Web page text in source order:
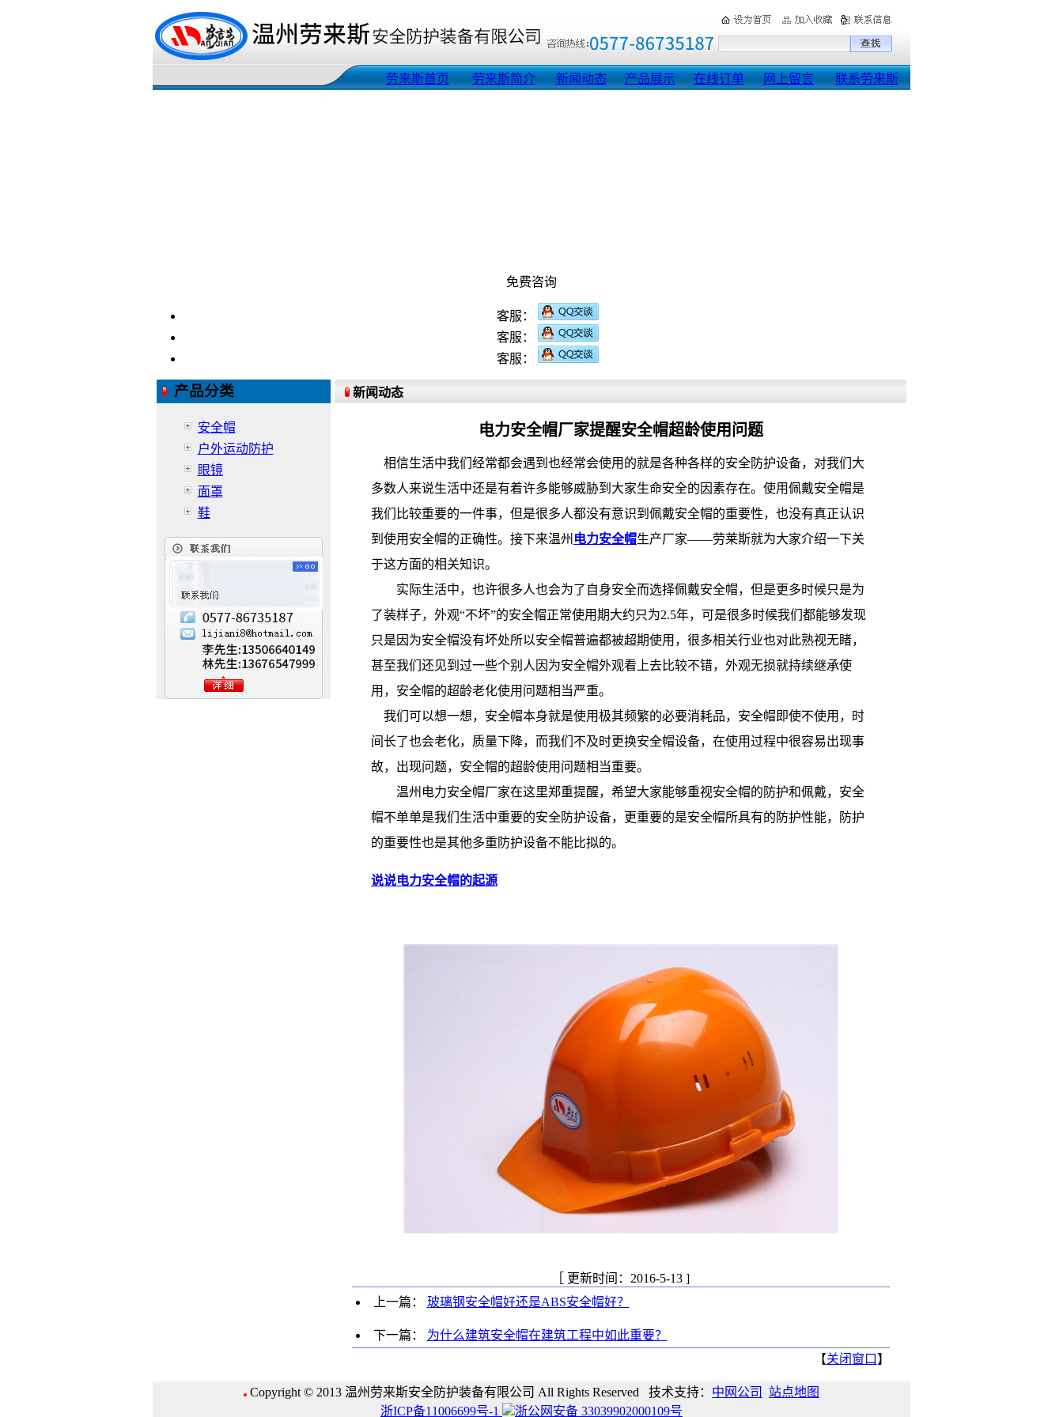
劳来斯首页 劳来斯简介 新闻动态 产品展示 在线订单 网上留言 联系劳来斯
免费咨询
客服：
客服：
客服：
产品分类
安全帽
户外运动防护
眼镜
面罩
鞋
新闻动态
电力安全帽厂家提醒安全帽超龄使用问题
相信生活中我们经常都会遇到也经常会使用的就是各种各样的安全防护设备，对我们大
多数人来说生活中还是有着许多能够威胁到大家生命安全的因素存在。使用佩戴安全帽是
我们比较重要的一件事，但是很多人都没有意识到佩戴安全帽的重要性，也没有真正认识
到使用安全帽的正确性。接下来温州 电力安全帽生产厂家——劳莱斯就为大家介绍一下关
于这方面的相关知识。
实际生活中，也许很多人也会为了自身安全而选择佩戴安全帽，但是更多时候只是为
了装样子，外观“不坏”的安全帽正常使用期大约只为2.5年，可是很多时候我们都能够发现
只是因为安全帽没有坏处所以安全帽普遍都被超期使用，很多相关行业也对此熟视无睹，
甚至我们还见到过一些个别人因为安全帽外观看上去比较不错，外观无损就持续继承使
用，安全帽的超龄老化使用问题相当严重。
我们可以想一想，安全帽本身就是使用极其频繁的必要消耗品，安全帽即使不使用，时
间长了也会老化，质量下降，而我们不及时更换安全帽设备，在使用过程中很容易出现事
故，出现问题，安全帽的超龄使用问题相当重要。
温州电力安全帽厂家在这里郑重提醒，希望大家能够重视安全帽的防护和佩戴，安全
帽不单单是我们生活中重要的安全防护设备，更重要的是安全帽所具有的防护性能，防护
的重要性也是其他多重防护设备不能比拟的。
说说电力安全帽的起源
［ 更新时间：2016-5-13 ]
上一篇： 玻璃钢安全帽好还是ABS安全帽好？
下一篇： 为什么建筑安全帽在建筑工程中如此重要？
【关闭窗口 】
Copyright © 2013 温州劳来斯安全防护装备有限公司 All Rights Reserved 技术支持： 中网公司
站点地图
浙ICP备11006699号-1
浙公网安备 33039902000109号